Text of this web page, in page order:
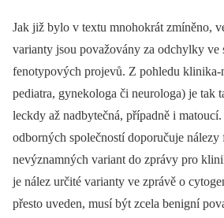
Jak již bylo v textu mnohokrát zmíněno,
varianty jsou považovány za odchylky ve
fenotypových projevů. Z pohledu klinika-
pediatra, gynekologa či neurologa) je tak
leckdy až nadbytečná, případně i
odborných společností doporučuje nálezy
nevýznamných variant do zprávy pro
je nález určité varianty ve zprávě o
přesto uveden, musí být zcela benigní